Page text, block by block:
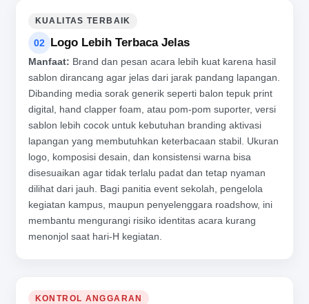
KUALITAS TERBAIK
02 Logo Lebih Terbaca Jelas
Manfaat: Brand dan pesan acara lebih kuat karena hasil
sablon dirancang agar jelas dari jarak pandang lapangan.
Dibanding media sorak generik seperti balon tepuk print
digital, hand clapper foam, atau pom-pom suporter, versi
sablon lebih cocok untuk kebutuhan branding aktivasi
lapangan yang membutuhkan keterbacaan stabil. Ukuran
logo, komposisi desain, dan konsistensi warna bisa
disesuaikan agar tidak terlalu padat dan tetap nyaman
dilihat dari jauh. Bagi panitia event sekolah, pengelola
kegiatan kampus, maupun penyelenggara roadshow, ini
membantu mengurangi risiko identitas acara kurang
menonjol saat hari-H kegiatan.
KONTROL ANGGARAN